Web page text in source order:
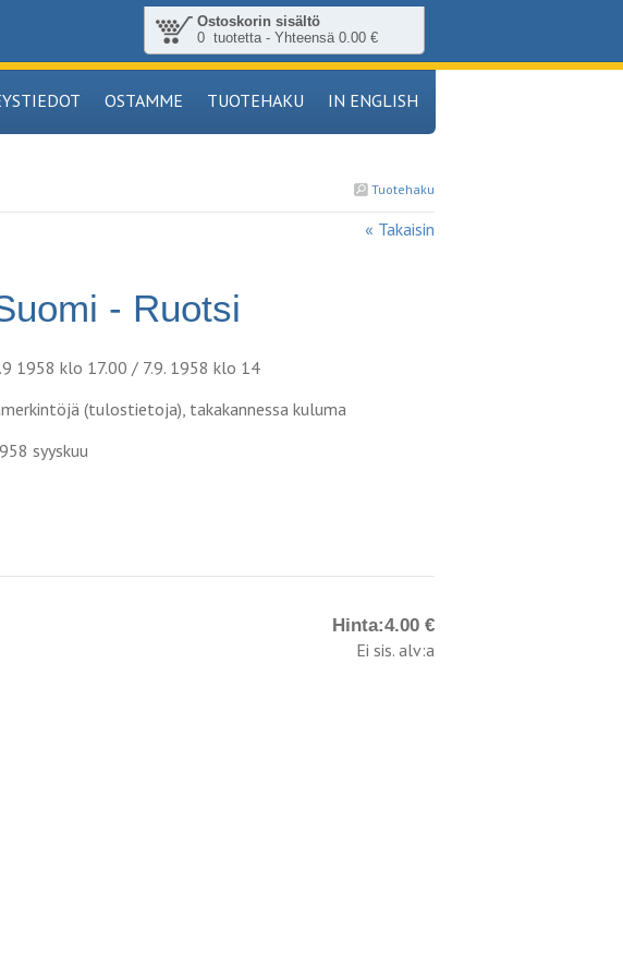
Ostoskorin sisältö
0 tuotetta - Yhteensä 0.00 €
OSTAMME TUOTEHAKU IN ENGLISH
Tuotehaku
« Takaisin
- Ruotsi
1958 klo 17.00 / 7.9. 1958 klo 14
(tulostietoja), takakannessa kuluma
syyskuu
Hinta:4.00 €
Ei sis. alv:a